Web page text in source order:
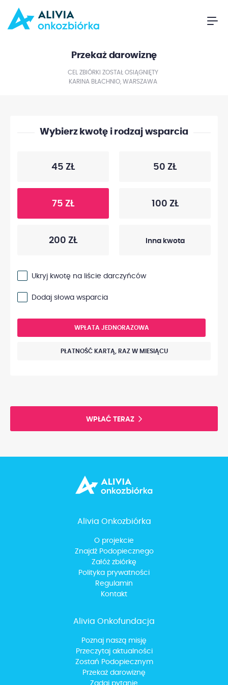
Przekaż darowiznę
CEL ZBIÓRKI ZOSTAŁ OSIĄGNIĘTY
KARINA BŁACHNIO, WARSZAWA
Wybierz kwotę i rodzaj wsparcia
45 ZŁ 50 ZŁ
75 ZŁ 100 ZŁ
200 ZŁ
Ukryj kwotę na liście darczyńców
Dodaj słowa wsparcia
WPŁATA JEDNORAZOWA
PŁATNOŚĆ KARTĄ, RAZ W MIESIĄCU
WPŁAĆ TERAZ
Alivia Onkozbiórka
O projekcie
Znajdź Podopiecznego
Załóż zbiórkę
Polityka prywatności
Regulamin
Kontakt
Alivia Onkofundacja
Poznaj naszą misję
Przeczytaj aktualności
Zostań Podopiecznym
Przekaż darowiznę
Zadaj pytanie